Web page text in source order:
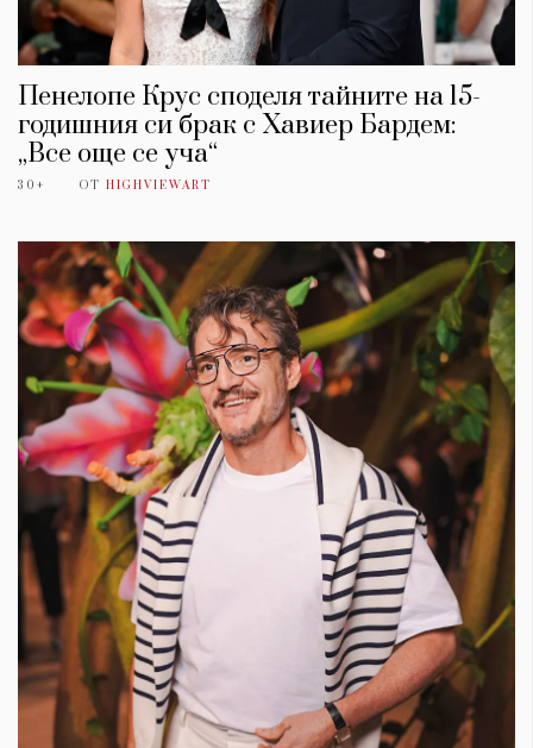
Пенелопе Крус споделя тайните на 15-
годишния си брак с Хавиер Бардем:
„Все още се уча“
30+ ОТ HIGHVIEWART